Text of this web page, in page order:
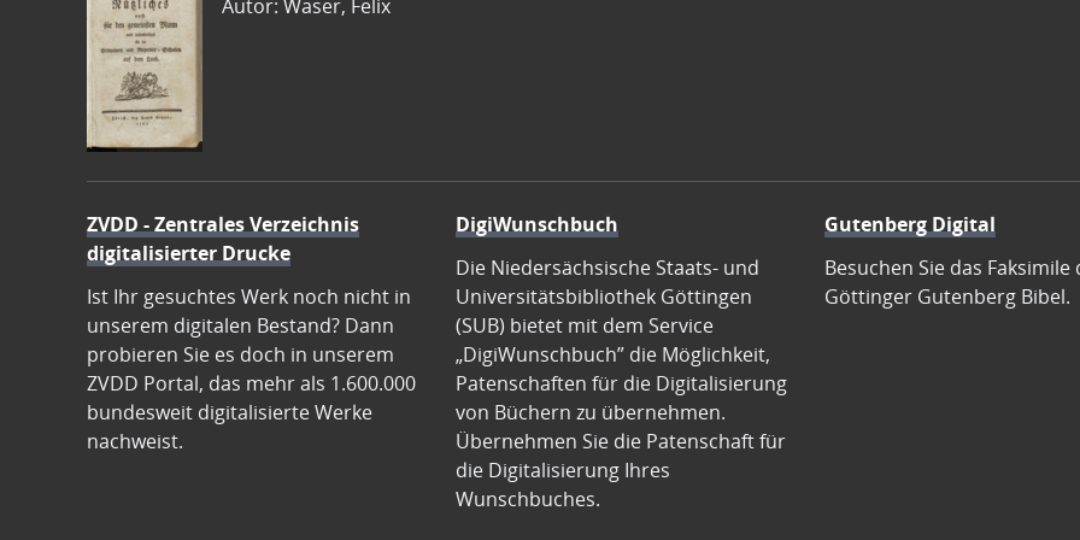
Autor: Waser, Felix
ZVDD - Zentrales Verzeichnis
digitalisierter Drucke
Ist Ihr gesuchtes Werk noch nicht in
unserem digitalen Bestand? Dann
probieren Sie es doch in unserem
ZVDD Portal, das mehr als 1.600.000
bundesweit digitalisierte Werke
nachweist.
DigiWunschbuch
Die Niedersächsische Staats- und
Universitätsbibliothek Göttingen
(SUB) bietet mit dem Service
„DigiWunschbuch” die Möglichkeit,
Patenschaften für die Digitalisierung
von Büchern zu übernehmen.
Übernehmen Sie die Patenschaft für
die Digitalisierung Ihres
Wunschbuches.
Gutenberg Digital
Besuchen Sie das Faksimile
Göttinger Gutenberg Bibel.